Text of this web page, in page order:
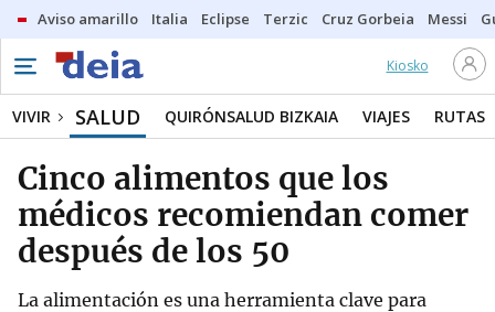
Aviso amarillo Italia Eclipse Terzic Cruz Gorbeia Messi
Kiosko
VIVIR SALUD QUIRÓNSALUD BIZKAIA VIAJES RUTAS
Cinco alimentos que los
médicos recomiendan comer
después de los 50
La alimentación es una herramienta clave para